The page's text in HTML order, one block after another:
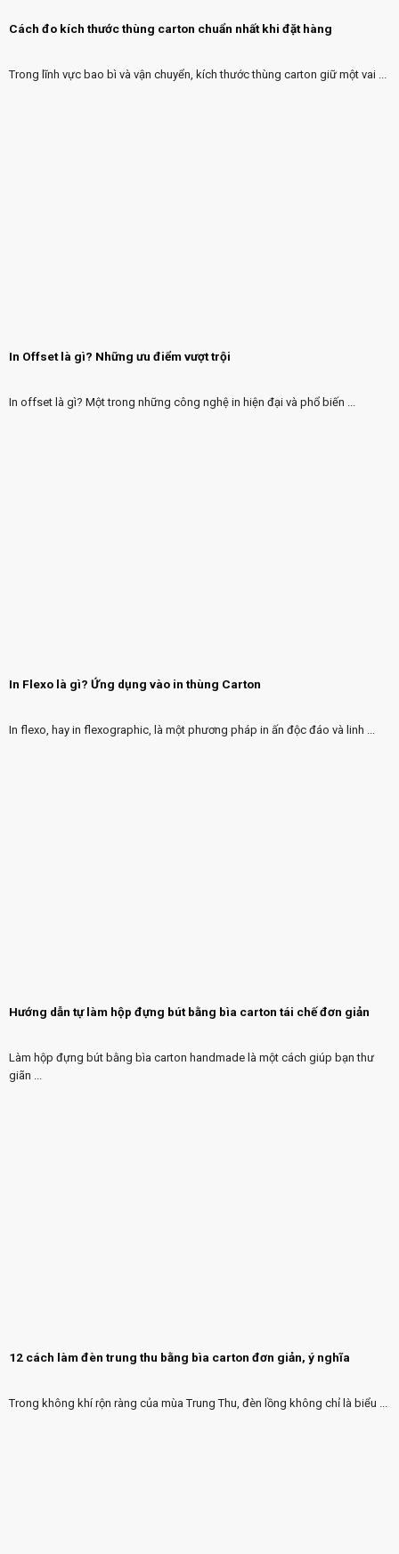
Cách đo kích thước thùng carton chuẩn nhất khi đặt hàng
Trong lĩnh vực bao bì và vận chuyển, kích thước thùng carton giữ một vai ...
In Offset là gì? Những ưu điểm vượt trội
In offset là gì? Một trong những công nghệ in hiện đại và phổ biến ...
In Flexo là gì? Ứng dụng vào in thùng Carton
In flexo, hay in flexographic, là một phương pháp in ấn độc đáo và linh ...
Hướng dẫn tự làm hộp đựng bút bằng bìa carton tái chế đơn giản
Làm hộp đựng bút bằng bìa carton handmade là một cách giúp bạn thư
giãn ...
12 cách làm đèn trung thu bằng bìa carton đơn giản, ý nghĩa
Trong không khí rộn ràng của mùa Trung Thu, đèn lồng không chỉ là biểu ...